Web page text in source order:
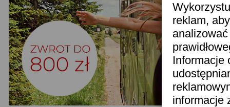
reklam,
Informacje
informacje